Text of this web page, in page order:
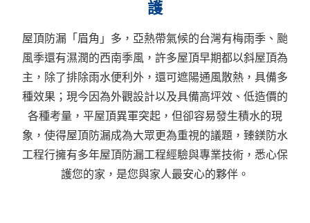
護
屋頂防漏「眉角」多，亞熱帶氣候的台灣有梅雨季、颱
風季還有濕潤的西南季風，許多屋頂早期都以斜屋頂為
主，除了排除雨水便利外，還可遮陽通風散熱，具備多
種效果；現今因為外觀設計以及具備高坪效、低造價的
各種考量，平屋頂異軍突起，但卻容易發生積水的現
象，使得屋頂防漏成為大眾更為重視的議題，臻鎂防水
工程行擁有多年屋頂防漏工程經驗與專業技術，悉心保
護您的家，是您與家人最安心的夥伴。